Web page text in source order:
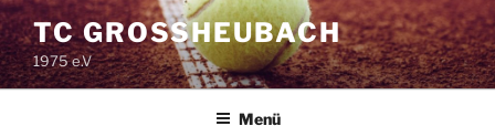
Zum
Inhalt
springen
TC GROSSHEUBACH
1975 e.V
Menü